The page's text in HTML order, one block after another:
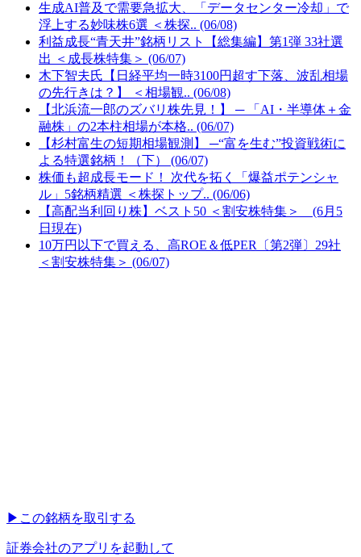
生成AI普及で需要急拡大、「データセンター冷却」で
浮上する妙味株6選 ＜株探.. (06/08)
利益成長“青天井”銘柄リスト【総集編】第1弾 33社選
出 ＜成長株特集＞ (06/07)
木下智夫氏【日経平均一時3100円超す下落、波乱相場
の先行きは？】 ＜相場観.. (06/08)
【北浜流一郎のズバリ株先見！】 ─ 「AI・半導体＋金
融株」の2本柱相場が本格.. (06/07)
【杉村富生の短期相場観測】 ─“富を生む”投資戦術に
よる特選銘柄！（下） (06/07)
株価も超成長モード！ 次代を拓く「爆益ポテンシャ
ル」5銘柄精選 ＜株探トップ.. (06/06)
【高配当利回り株】ベスト50 ＜割安株特集＞ (6月5
日現在)
10万円以下で買える、高ROE＆低PER〔第2弾〕29社
＜割安株特集＞ (06/07)
▶︎ この銘柄を取引する
証券会社のアプリを起動して